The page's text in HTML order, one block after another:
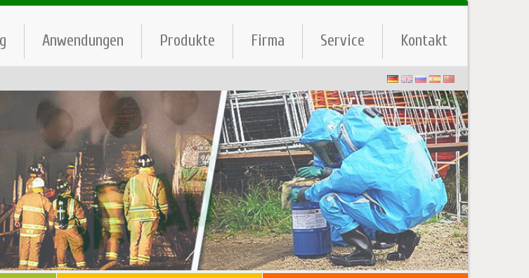
Anwendungen Produkte Firma Service Kontakt